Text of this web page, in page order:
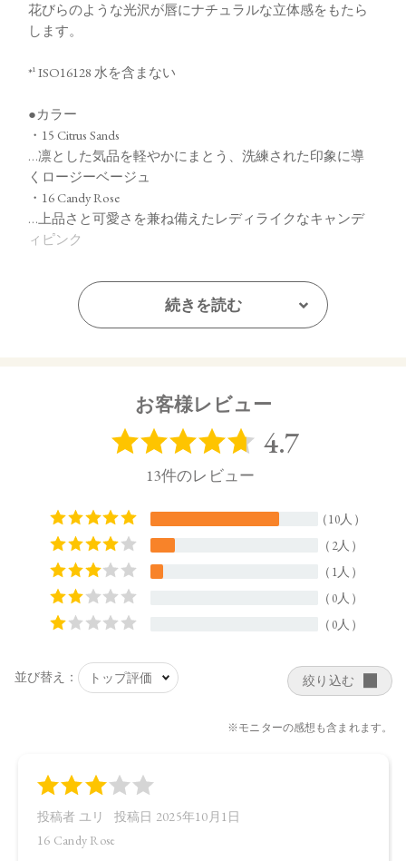
花びらのような光沢が唇にナチュラルな立体感をもたら
します。
*¹ ISO16128 水を含まない
●カラー
・15 Citrus Sands
…凛とした気品を軽やかにまとう、洗練された印象に導
くロージーベージュ
・16 Candy Rose
…上品さと可愛さを兼ね備えたレディライクなキャンデ
ィピンク
【ご使用方法】
専用ケース（別売り）に差し込み、カチッと音が鳴るまで押
長く出しすぎると、折れる場合がございます。
74.5㎜×22㎜×27㎜ (高さx奥行x幅)
【全成分】
・15 Citrus Sands
トリイソステアリン酸ポリグリセリルー2、トリ（カプリル酸
／カプリン酸）グリセリル、ダイマージリノール酸（フィト
ル）、ヒマワリ種子ロウ、スクワラン、ダイマージリノール
酸水添ヒマシ油、シリカ、キャンデリラロウエキス、キャン
オプンチアフィクスインジカ種子油、ホホバ種子油、ローズ
ー油、ベルガモット果皮油、ニオイテンジクアオイ油、アオ
モジ果実油、イランイラン花油、ミツロウ、トコフェロー
ル、水酸化Al、マイカ、酸化チタン、酸化鉄、黄4、赤202
・16 Candy Rose
続きを読む
お客様レビュー